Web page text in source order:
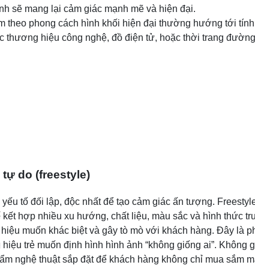
sẽ mang lại cảm giác mạnh mẽ và hiện đại.
theo phong cách hình khối hiện đại thường hướng tới
thương hiệu công nghệ, đồ điện tử, hoặc thời trang
do (freestyle)
tố đối lập, độc nhất để tạo cảm giác ấn tượng.
kết hợp nhiều xu hướng, chất liệu, màu sắc và hình thức
muốn khác biệt và gây tò mò với khách hàng. Đây là
trẻ muốn định hình hình ảnh “không giống ai”.
nghệ thuật sắp đặt để khách hàng không chỉ mua sắm